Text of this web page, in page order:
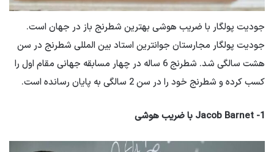
جودیت پولگار با ضریب هوشی بهترین شطرنج باز در جهان است.
جودیت پولگار مجارستان جوانترین استاد بین المللی شطرنج در سن
هشت سالگی شد. شطرنج 6 ساله در چهار مسابقه جهانی مقام اول را
کسب کرده و شطرنج خود را در سن 2 سالگی به پایان رسانده است.
1- Jacob Barnet با ضریب هوشی